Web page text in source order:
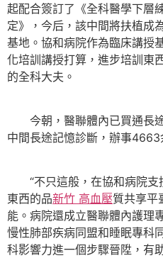
起配合簽訂了《全科醫學下層
定》，今后，該中間將扶植成
基地。協和病院作為臨床講授
化培訓講授打算，進步培訓東
的全科大夫。
今朝，醫聯體內已買通長
中間長途記憶診斷，辦事4663
“不只這般，在協和病院支
東西的品新竹 高血壓質共享平
能。病院還成立醫聯體內護理
慢性肺部疾病同盟和睡眠專科
科影響力進一個步驟晉陞，有